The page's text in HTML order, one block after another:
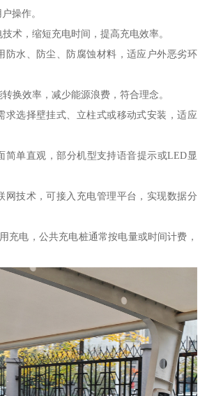
操作。
术，缩短充电时间，提高充电效率。
防水、防尘、防腐蚀材料，适应户外恶劣环
换效率，减少能源浪费，符合理念。
求选择壁挂式、立柱式或移动式安装，适应
简单直观，部分机型支持语音提示或LED显
网技术，可接入充电管理平台，实现数据分
充电，公共充电桩通常按电量或时间计费，